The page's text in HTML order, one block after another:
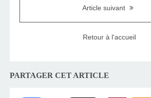
Article suivant
Retour à l'accueil
PARTAGER CET ARTICLE